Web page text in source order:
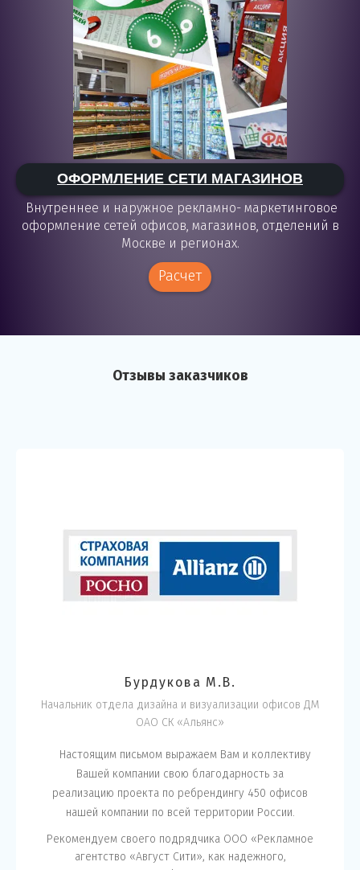
ОФОРМЛЕНИЕ СЕТИ МАГАЗИНОВ
Внутреннее и наружное рекламно- маркетинговое
оформление сетей офисов, магазинов, отделений в
Москве и регионах.
Расчет
Отзывы заказчиков
Бурдукова М.В.
Начальник отдела дизайна и визуализации офисов ДМ
ОАО СК «Альянс»
Настоящим письмом выражаем Вам и коллективу
Вашей компании свою благодарность за
реализацию проекта по ребрендингу 450 офисов
нашей компании по всей территории России.
Рекомендуем своего подрядчика ООО «Рекламное
агентство «Август Сити», как надежного,